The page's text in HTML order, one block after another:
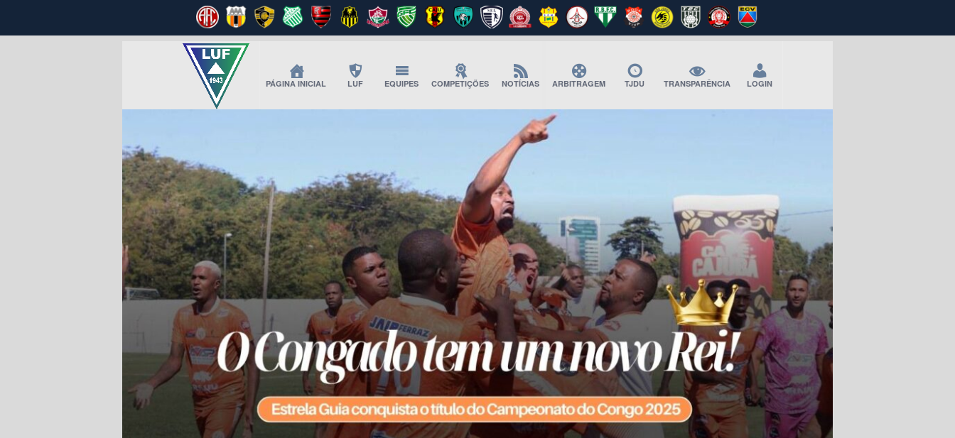
PÁGINA INICIAL LUF EQUIPES COMPETIÇÕES NOTÍCIAS ARBITRAGEM TJDU TRANSPARÊNCIA LOGIN